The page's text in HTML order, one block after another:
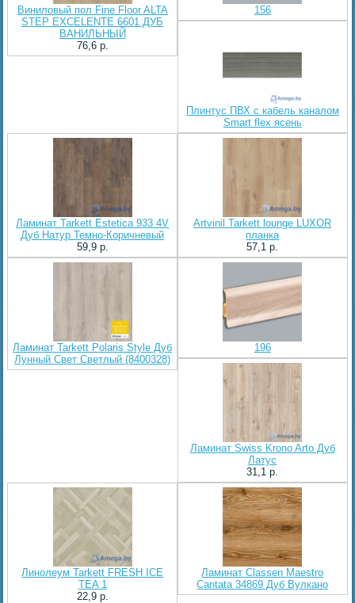
Виниловый пол Fine Floor ALTA
STEP EXCELENTE 6601 ДУБ
ВАНИЛЬНЫЙ
76,6 p.
156
Плинтус ПВХ с кабель каналом
Smart flex ясень
Ламинат Tarkett Estetica 933 4V
Дуб Натур Темно-Коричневый
59,9 p.
Artvinil Tarkett lounge LUXOR
планка
57,1 p.
Ламинат Tarkett Polaris Style Дуб
Лунный Свет Светлый (8400328)
196
Ламинат Swiss Krono Arto Дуб
Латус
31,1 p.
Линолеум Tarkett FRESH ICE
TEA 1
22,9 p.
Ламинат Classen Maestro
Cantata 34869 Дуб Вулкано